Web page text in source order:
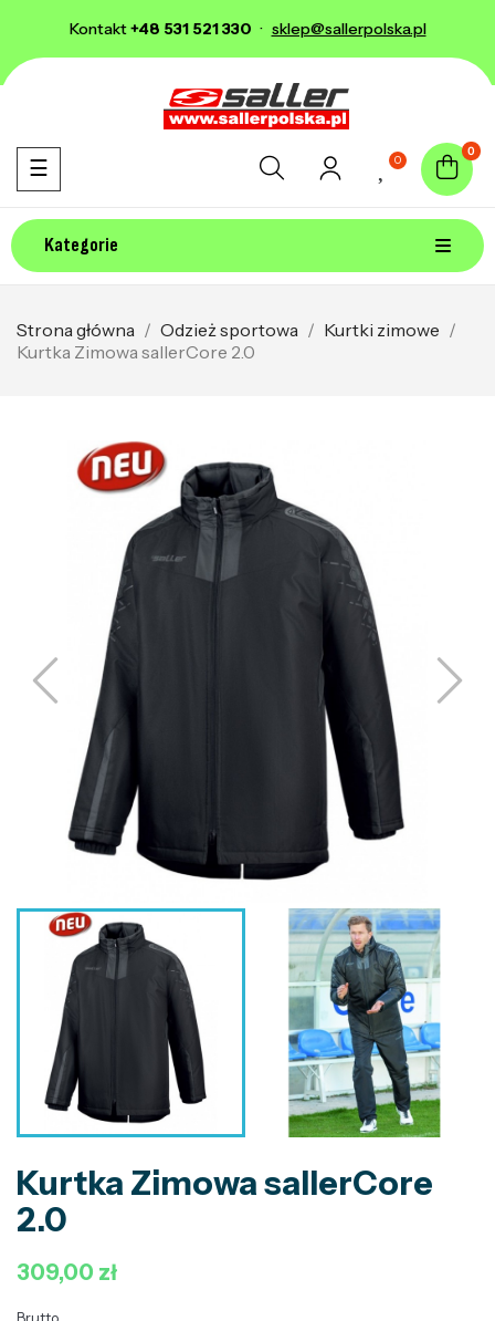
Kontakt+48 531 521 330 · sklep@sallerpolska.pl
0
0
Kategorie
Toggle navigation
☰
Strona główna Odzież sportowa
Kurtki zimowe
Kurtka Zimowa sallerCore 2.0
Kurtka Zimowa sallerCore
2.0
309,00 zł
Brutto